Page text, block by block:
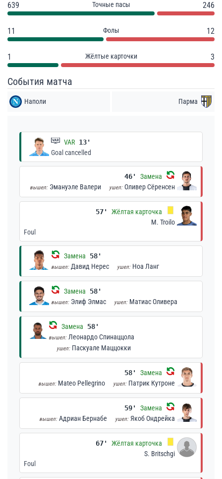
639 Точные пасы 246
11 Фолы 12
1 Жёлтые карточки 3
События матча
Наполи Парма
VAR 13'
Goal cancelled
46' Замена
вышел: Эмануэле Валери ушел: Оливер Сёренсен
57'
Жёлтая карточка
M. Troilo
Foul
Замена 58'
вышел: Давид Нерес ушел: Ноа Ланг
Замена 58'
вышел: Элиф Элмас ушел: Матиас Оливера
Замена 58'
вышел: Леонардо Спинаццола
ушел: Паскуале Маццокки
58' Замена
вышел: Mateo Pellegrino ушел: Патрик Кутроне
59' Замена
вышел: Адриан Бернабе ушел: Якоб Ондрейка
67'
Жёлтая карточка
S. Britschgi
Foul